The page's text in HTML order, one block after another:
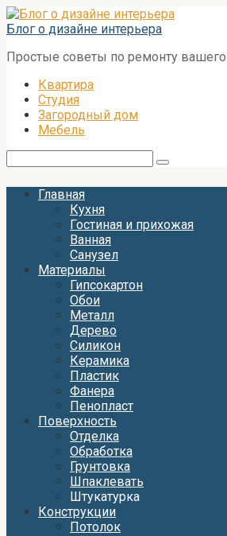
Перейти
к
Блог о дизайне интерьера
Простые советы по ремонту
Квартира
Студия
Загородный дом
Мебель
Главная
Кухня
Гостиная и прихожая
Ванная
Санузел
Материалы
Гипсокартон
Обои
Металл
Дерево
Силикон
Керамика
Пластик
Фанера
Пенопласт
Поверхность
Отделка
Обработка
Грунтовка
Шпаклевать
Штукатурка
Конструкции
Потолок